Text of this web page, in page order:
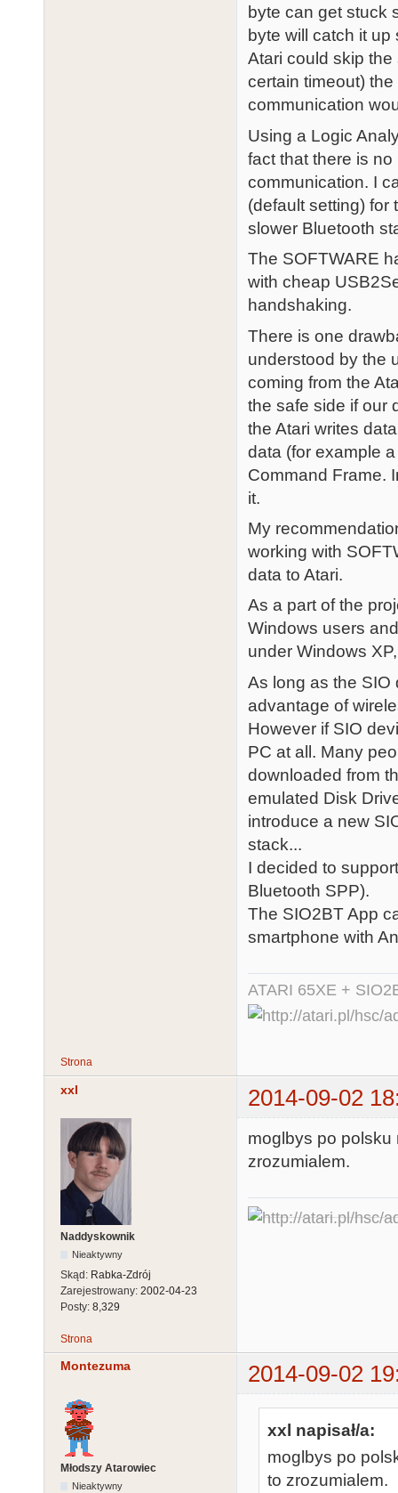
byte can get stuck
byte will catch it
Atari could skip
certain timeout)
communication
Using a Logic
fact that there is
communication. I
(default setting) for
slower Bluetooth
The SOFTWARE
with cheap
handshaking.
There is one
understood by the
coming from the
the safe side if our
the Atari writes
data (for example
Command Frame.
it.
My
working with
data to Atari.
As a part of the
Windows users
under Windows
As long as the SIO
advantage of
However if SIO
PC at all. Many
downloaded from
emulated Disk
introduce a new
stack...
I decided to
Bluetooth SPP).
The SIO2BT App
smartphone with
ATARI 65XE +
Strona
xxl 2014-09-02
Naddyskownik
Nieaktywny
Skąd: Rabka-Zdrój
Zarejestrowany: 2002-04-23
Posty: 8,329
moglbys po polsku
zrozumialem.
Strona
Montezuma 2014-09-02
Młodszy Atarowiec
Nieaktywny
xxl napisał/a:
moglbys po
to zrozumialem.